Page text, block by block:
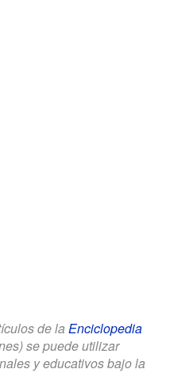
de la Enciclopedia
se puede utilizar
y educativos bajo la